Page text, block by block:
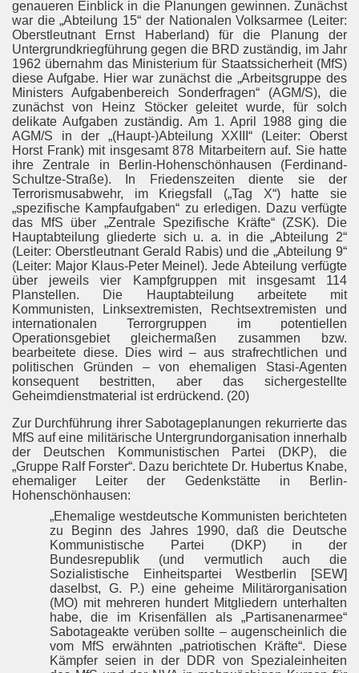
genaueren Einblick in die Planungen gewinnen. Zunächst
war die „Abteilung 15“ der Nationalen Volksarmee (Leiter:
Oberstleutnant Ernst Haberland) für die Planung der
Untergrundkriegführung gegen die BRD zuständig, im Jahr
1962 übernahm das Ministerium für Staatssicherheit (MfS)
diese Aufgabe. Hier war zunächst die „Arbeitsgruppe des
Ministers Aufgabenbereich Sonderfragen“ (AGM/S), die
zunächst von Heinz Stöcker geleitet wurde, für solch
delikate Aufgaben zuständig. Am 1. April 1988 ging die
AGM/S in der „(Haupt-)Abteilung XXIII“ (Leiter: Oberst
Horst Frank) mit insgesamt 878 Mitarbeitern auf. Sie hatte
ihre Zentrale in Berlin-Hohenschönhausen (Ferdinand-
Schultze-Straße). In Friedenszeiten diente sie der
Terrorismusabwehr, im Kriegsfall („Tag X“) hatte sie
„spezifische Kampfaufgaben“ zu erledigen. Dazu verfügte
das MfS über „Zentrale Spezifische Kräfte“ (ZSK). Die
Hauptabteilung gliederte sich u. a. in die „Abteilung 2“
(Leiter: Oberstleutnant Gerald Rabis) und die „Abteilung 9“
(Leiter: Major Klaus-Peter Meinel). Jede Abteilung verfügte
über jeweils vier Kampfgruppen mit insgesamt 114
Planstellen. Die Hauptabteilung arbeitete mit
Kommunisten, Linksextremisten, Rechtsextremisten und
internationalen Terrorgruppen im potentiellen
Operationsgebiet gleichermaßen zusammen bzw.
bearbeitete diese. Dies wird – aus strafrechtlichen und
politischen Gründen – von ehemaligen Stasi-Agenten
konsequent bestritten, aber das sichergestellte
Geheimdienstmaterial ist erdrückend. (20)
Zur Durchführung ihrer Sabotageplanungen rekurrierte das
MfS auf eine militärische Untergrundorganisation innerhalb
der Deutschen Kommunistischen Partei (DKP), die
„Gruppe Ralf Forster“. Dazu berichtete Dr. Hubertus Knabe,
ehemaliger Leiter der Gedenkstätte in Berlin-
Hohenschönhausen:
„Ehemalige westdeutsche Kommunisten berichteten
zu Beginn des Jahres 1990, daß die Deutsche
Kommunistische Partei (DKP) in der
Bundesrepublik (und vermutlich auch die
Sozialistische Einheitspartei Westberlin [SEW]
daselbst, G. P.) eine geheime Militärorganisation
(MO) mit mehreren hundert Mitgliedern unterhalten
habe, die im Krisenfällen als „Partisanenarmee“
Sabotageakte verüben sollte – augenscheinlich die
vom MfS erwähnten „patriotischen Kräfte“. Diese
Kämpfer seien in der DDR von Spezialeinheiten